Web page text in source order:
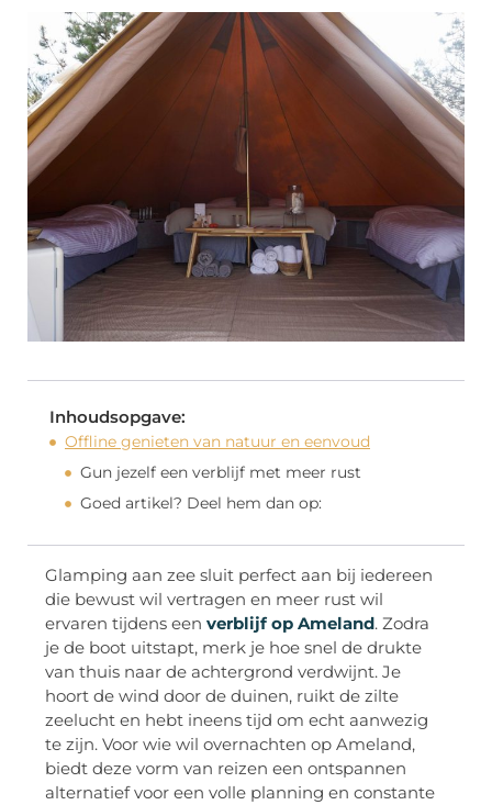
Inhoudsopgave:
Offline genieten van natuur en eenvoud
Gun jezelf een verblijf met meer rust
Goed artikel? Deel hem dan op:
Glamping aan zee sluit perfect aan bij iedereen
die bewust wil vertragen en meer rust wil
ervaren tijdens een verblijf op Ameland. Zodra
je de boot uitstapt, merk je hoe snel de drukte
van thuis naar de achtergrond verdwijnt. Je
hoort de wind door de duinen, ruikt de zilte
zeelucht en hebt ineens tijd om echt aanwezig
te zijn. Voor wie wil overnachten op Ameland,
biedt deze vorm van reizen een ontspannen
alternatief voor een volle planning en constante